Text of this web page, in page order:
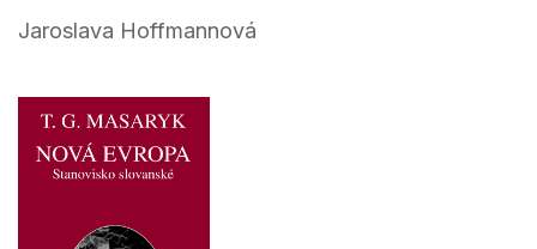
Jaroslava Hoffmannová